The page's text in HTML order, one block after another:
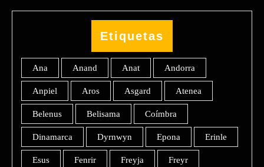
Etiquetas
Ana Anand Anat Andorra
Anpiel Aros Asgard Atenea
Belenus Belisama Coímbra
Dinamarca Dyrnwyn Epona Erinle
Esus Fenrir Freyja Freyr